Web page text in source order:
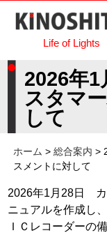
Life of Lights
2026年
スタマ
して
ホーム >総合案内 >
スメントに対して
2026年1月28日 カ
ニュアルを作成し
ＩＣレコーダーの